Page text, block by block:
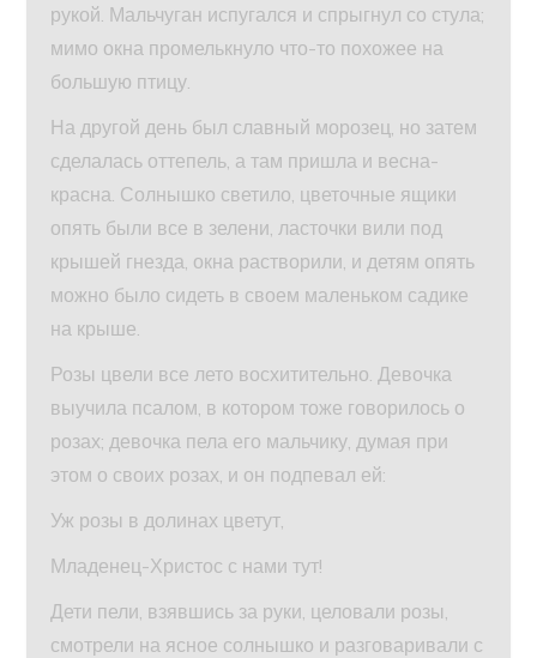
рукой. Мальчуган испугался и спрыгнул со стула;
мимо окна промелькнуло что-то похожее на
большую птицу.
На другой день был славный морозец, но затем
сделалась оттепель, а там пришла и весна-
красна. Солнышко светило, цветочные ящики
опять были все в зелени, ласточки вили под
крышей гнезда, окна растворили, и детям опять
можно было сидеть в своем маленьком садике
на крыше.
Розы цвели все лето восхитительно. Девочка
выучила псалом, в котором тоже говорилось о
розах; девочка пела его мальчику, думая при
этом о своих розах, и он подпевал ей:
Уж розы в долинах цветут,
Младенец-Христос с нами тут!
Дети пели, взявшись за руки, целовали розы,
смотрели на ясное солнышко и разговаривали с